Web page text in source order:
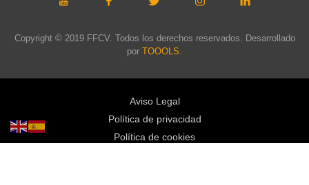
Copyright © 2019 FFCV. Todos los derechos reservados. Desarrollado
por TOOOLS.
Aviso Legal
Política de privacidad
Política de cookies